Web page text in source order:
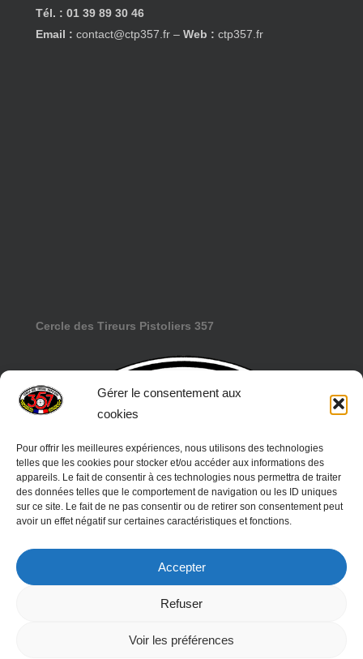
Gérer le consentement aux
cookies
Pour offrir les meilleures expériences, nous utilisons des technologies
telles que les cookies pour stocker et/ou accéder aux informations des
appareils. Le fait de consentir à ces technologies nous permettra de traiter
des données telles que le comportement de navigation ou les ID uniques
sur ce site. Le fait de ne pas consentir ou de retirer son consentement peut
avoir un effet négatif sur certaines caractéristiques et fonctions.
Accepter
Refuser
Voir les préférences
Tél. : 01 39 89 30 46
Email : contact@ctp357.fr –Web : ctp357.fr
Cercle des Tireurs Pistoliers 357
© 2026 CTP357. Droits réservés -agence web